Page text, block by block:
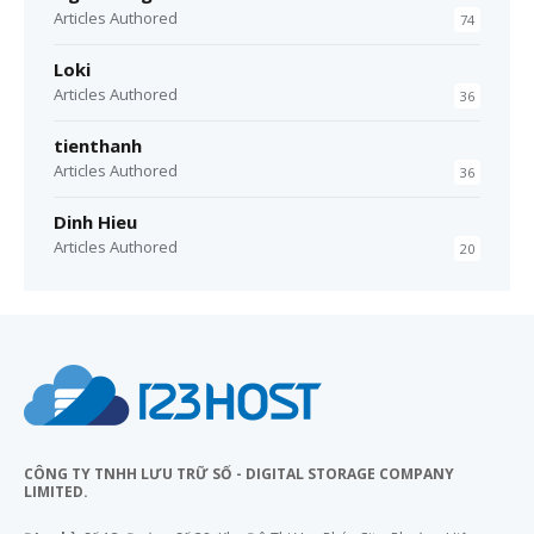
Articles Authored 74
Loki
Articles Authored 36
tienthanh
Articles Authored 36
Dinh Hieu
Articles Authored 20
CÔNG TY TNHH LƯU TRỮ SỐ - DIGITAL STORAGE COMPANY
LIMITED.